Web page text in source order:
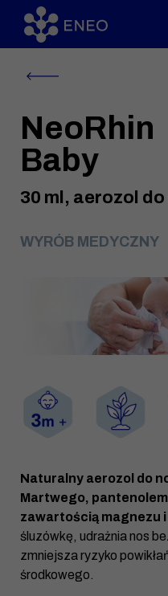
NeoRhin
Baby
30 ml, aerozol
WYRÓB MEDYCZNY
Naturalny aerozol do
Martwego,
zawartością magnezu
śluzówkę, udrażnia nos
zmniejsza ryzyko
środkowego.